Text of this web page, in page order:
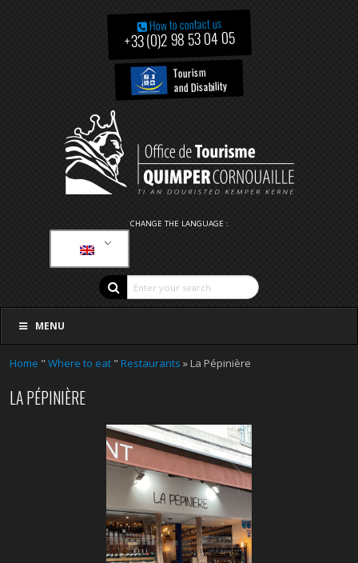
How to contact us
+33 (0)2 98 53 04 05
Tourism
and Disability
CHANGE THE LANGUAGE :
MENU
Home "Where to eat "Restaurants » La Pépinière
LA PÉPINIÈRE